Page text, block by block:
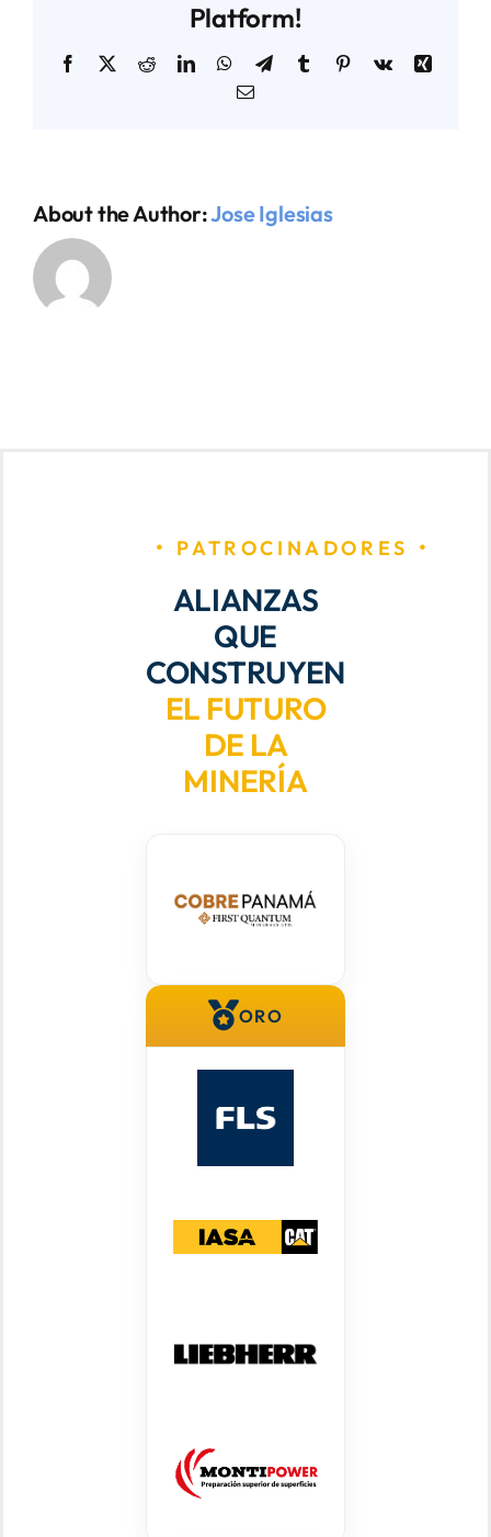
Platform!
Facebook
X RedditLinkedInWhatsApp
TelegramTumblr Pinterest
Vk
Xing
Email
About the Author:Jose Iglesias
PATROCINADORES
ALIANZAS
QUE
CONSTRUYEN
EL FUTURO
DE LA
MINERÍA
ORO